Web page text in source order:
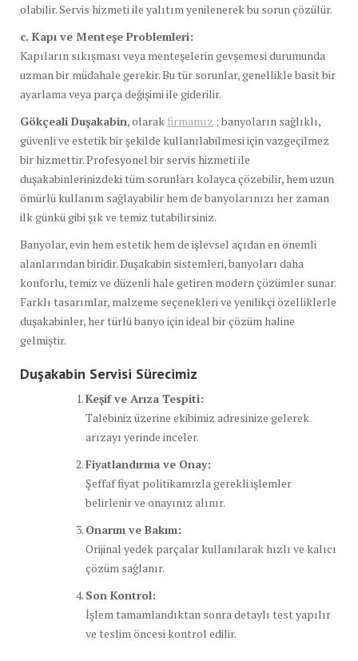
olabilir. Servis hizmeti ile yalıtım yenilenerek bu sorun çözülür.
c. Kapı ve Menteşe Problemleri:
Kapıların sıkışması veya menteşelerin gevşemesi durumunda
uzman bir müdahale gerekir. Bu tür sorunlar, genellikle basit bir
ayarlama veya parça değişimi ile giderilir.
Gökçeali Duşakabin, olarak firmamız ; banyoların sağlıklı,
güvenli ve estetik bir şekilde kullanılabilmesi için vazgeçilmez
bir hizmettir. Profesyonel bir servis hizmeti ile
duşakabinlerinizdeki tüm sorunları kolayca çözebilir, hem uzun
ömürlü kullanım sağlayabilir hem de banyolarınızı her zaman
ilk günkü gibi şık ve temiz tutabilirsiniz.
Banyolar, evin hem estetik hem de işlevsel açıdan en önemli
alanlarından biridir. Duşakabin sistemleri, banyoları daha
konforlu, temiz ve düzenli hale getiren modern çözümler sunar.
Farklı tasarımlar, malzeme seçenekleri ve yenilikçi özelliklerle
duşakabinler, her türlü banyo için ideal bir çözüm haline
gelmiştir.
Duşakabin Servisi Sürecimiz
Keşif ve Arıza Tespiti:
Talebiniz üzerine ekibimiz adresinize gelerek
arızayı yerinde inceler.
Fiyatlandırma ve Onay:
Şeffaf fiyat politikamızla gerekli işlemler
belirlenir ve onayınız alınır.
Onarım ve Bakım:
Orijinal yedek parçalar kullanılarak hızlı ve kalıcı
çözüm sağlanır.
Son Kontrol:
İşlem tamamlandıktan sonra detaylı test yapılır
ve teslim öncesi kontrol edilir.